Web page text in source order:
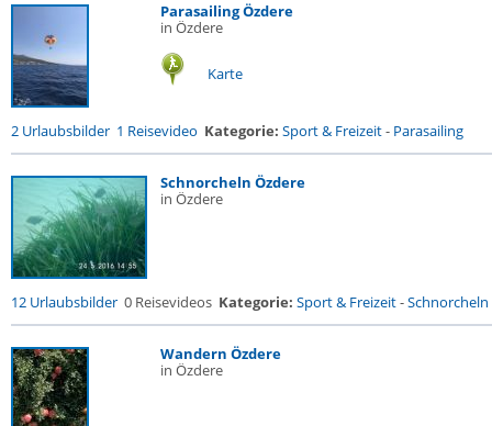
Parasailing Özdere
in Özdere
Karte
2 Urlaubsbilder 1 Reisevideo Kategorie: Sport & Freizeit- Parasailing
Schnorcheln Özdere
in Özdere
12 Urlaubsbilder 0 Reisevideos Kategorie: Sport & Freizeit-Schnorcheln
Wandern Özdere
in Özdere